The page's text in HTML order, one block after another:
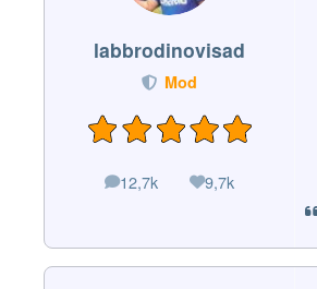
labbrodinovisad
Mod
12,7k
messaggi 9,7k
Reputazione